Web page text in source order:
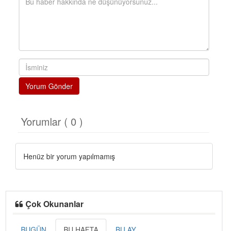
Yorum Gönder
Yorumlar ( 0 )
Henüz bir yorum yapılmamış
Çok Okunanlar